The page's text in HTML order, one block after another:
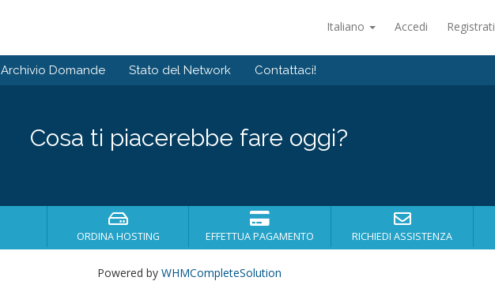
Italiano Accedi Registrati
Archivio Domande Stato del Network Contattaci!
Cosa ti piacerebbe fare oggi?
ORDINA HOSTING EFFETTUA PAGAMENTO RICHIEDI ASSISTENZA
Powered by WHMCompleteSolution